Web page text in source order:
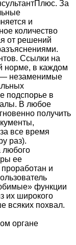
За
и
количество
от решений
Ссылки на
норме, в каждом
— незаменимые
подспорье в
В любое
получить
все время
раз).
любого
ее
и
функции
их широкого
всяких похвал.
органе